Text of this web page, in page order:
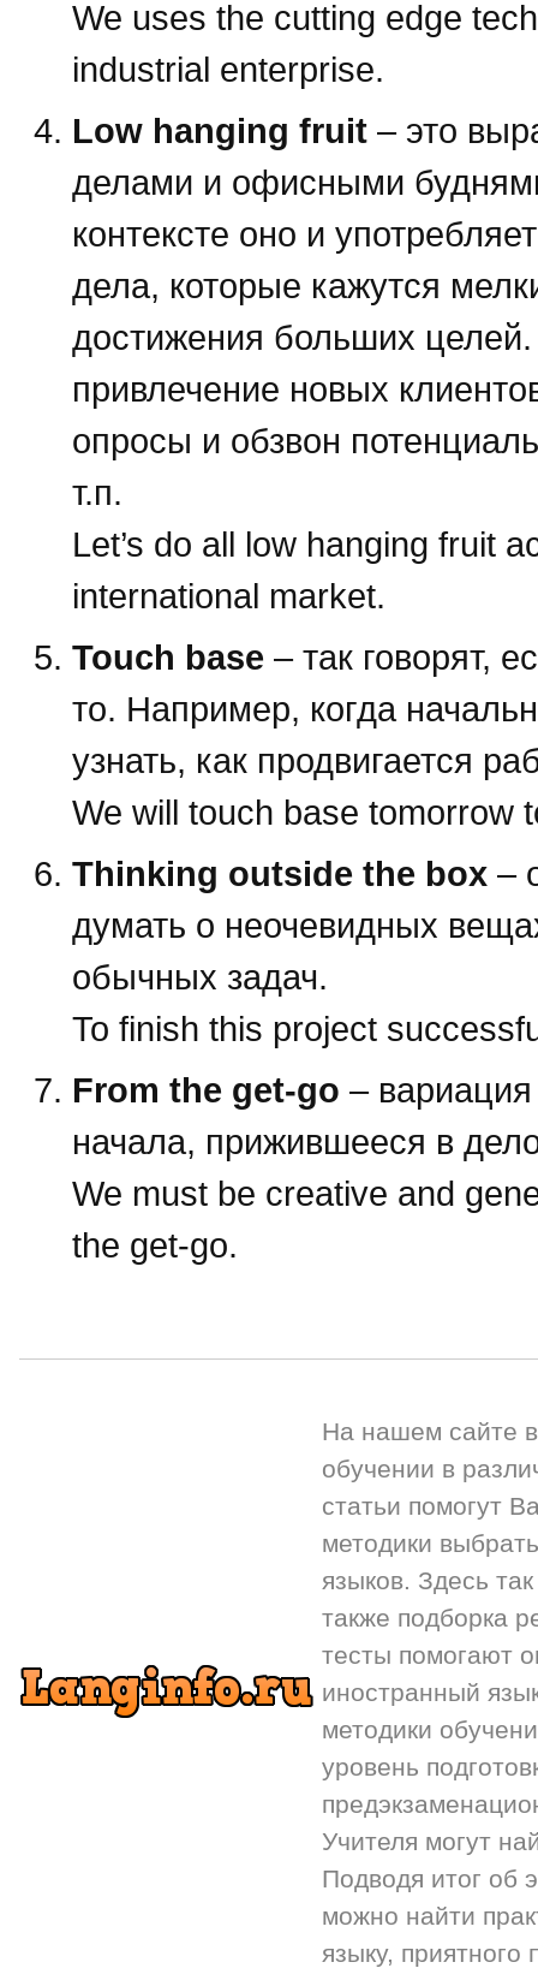
We uses the cutting edge
industrial enterprise.
Low hanging fruit – это
делами и офисными
контексте оно и
дела, которые кажутся
достижения больших
привлечение новых
опросы и обзвон
т.п.
Let’s do all low hanging fruit
international market.
Touch base – так говорят,
то. Например, когда
узнать, как продвигается
We will touch base tomorrow
Thinking outside the box –
думать о неочевидных
обычных задач.
To finish this project
From the get-go – вариация
начала, прижившееся в
We must be creative and
the get-go.
На нашем сайте
обучении в
статьи помогут
методики
языков. Здесь
также подборка
тесты помогают
иностранный
методики
уровень
Учителя могут
Подводя итог об
можно найти
языку,